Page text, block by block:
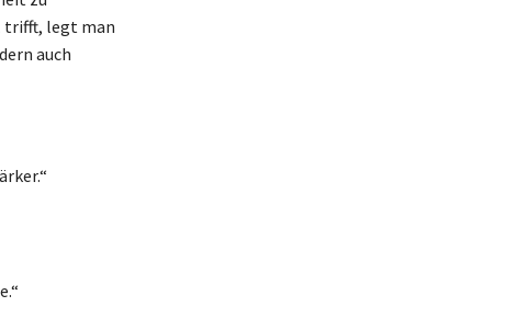
trifft, legt man
auch